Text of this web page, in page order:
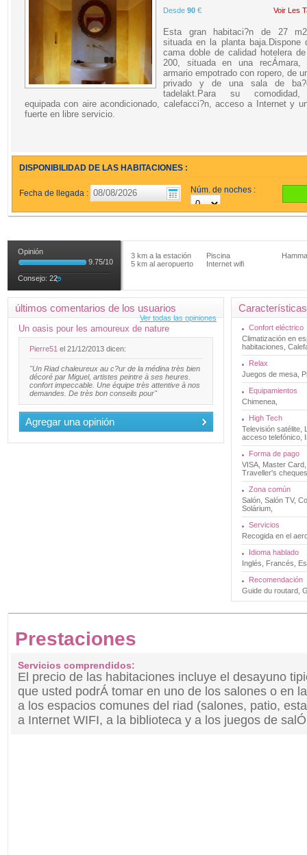
Desde 90 € Voir Les
Esta gran habitaci?n de 27
situada en la planta baja.Dispone
cama doble de calidad hotelera
200, situada en una recÁmara,
armario empotrado con ropero, de
privado y de una sala de
tadelakt.Para su
equipada con aire acondicionado, calefacci?n, acceso a Internet y
fuerte en libre servicio.
DISPONIBILIDAD DE LAS HABITACIONES :
Fecha de llegada : Núm. de noches :
Opinión
9.75/10
Consejo: 22
3 km a la estación
5 km al aeropuerto
Piscina
Internet wifi
Características
Confort eléctrico
Climatización en
habitaciones,
Relax
Juegos de mesa,
Equipamientos
Chimenea,
High Tech
Televisión satélite,
acceso telefónico,
Forma de pago
VISA, Master
Traveller's
Zona común
Salón, Salón TV,
Solárium,
Servicios
Recogida en el
Idioma hablado
Inglés, Francés,
Recomendación
Guide du routard,
últimos comentarios de los usuarios
Ver todas las opiniones
Un oasis pour les amoureux de nature
Pierre51 el 21/12/2013 dicen:
"Un Riad chaleureux au c?ur de la médina très bien
décoré par Miguel, artistes peintre à ses heures.
confort impeccable. Une équipe très attentive à nos
demandes. De très bon conseils pour"
Agregar una opinión
Prestaciones
Servicios comprendidos:
El precio de las habitaciones incluye el desayuno
que usted podrÁ tomar en uno de los salones o en
a los espacios comunes del riad (salones, patio,
a Internet WIFI, a la biblioteca y a los juegos de